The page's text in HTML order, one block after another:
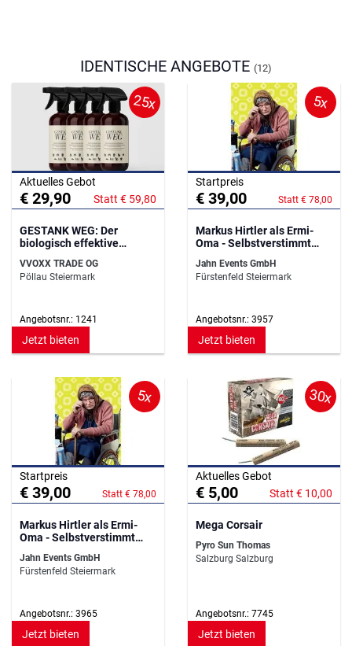
IDENTISCHE ANGEBOTE (12)
25x
Aktuelles Gebot
€ 29,90 Statt € 59,80
GESTANK WEG: Der
biologisch effektive
VVOXX TRADE OG
Pöllau Steiermark
Angebotsnr.: 1241
Jetzt bieten
5x
Startpreis
€ 39,00 Statt € 78,00
Markus Hirtler als Ermi-
Oma - Selbstverstimmt
Jahn Events GmbH
Fürstenfeld Steiermark
Angebotsnr.: 3957
Jetzt bieten
5x
Startpreis
€ 39,00 Statt € 78,00
Markus Hirtler als Ermi-
Oma - Selbstverstimmt
Jahn Events GmbH
Fürstenfeld Steiermark
Angebotsnr.: 3965
Jetzt bieten
30x
Aktuelles Gebot
€ 5,00 Statt € 10,00
Mega Corsair
Pyro Sun Thomas
Salzburg Salzburg
Angebotsnr.: 7745
Jetzt bieten